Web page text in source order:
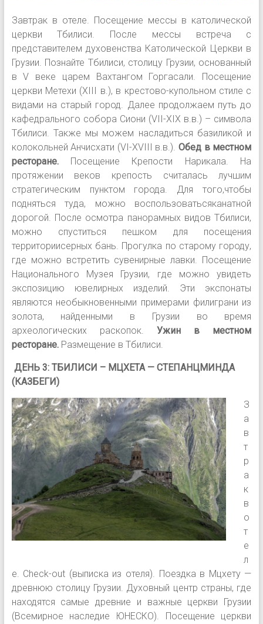
Завтрак в отеле. Посещение мессы в католической
церкви Тбилиси. После мессы встреча с
представителем духовенства Католической Церкви в
Грузии. Познайте Тбилиси, столицу Грузии, основанный
в V веке царем Вахтангом Горгасали. Посещение
церкви Метехи (XIII в.), в крестово-купольном стиле с
видами на старый город. Далее продолжаем путь до
кафедрального собора Сиони (VII-XIX в.в.) – символа
Тбилиси. Также мы можем насладиться базиликой и
колокольней Анчисхати (VI-XVIII в.в.).Обед в местном
ресторане.Посещение Крепости Нарикала. На
протяжении веков крепость считалась лучшим
стратегическим пунктом города. Для того,чтобы
подняться туда, можно воспользоватьсяканатной
дорогой. После осмотра панорамных видов Тбилиси,
можно спуститься пешком для посещения
территориисерных бань. Прогулка по старому городу,
где можно встретить сувенирные лавки. Посещение
Национального Музея Грузии, где можно увидеть
экспозицию ювелирных изделий. Эти экспонаты
являются необыкновенными примерами филиграни из
золота, найденными в Грузии во время
археологических раскопок. Ужин в местном
ресторане.Размещение в Тбилиси.
ДЕНЬ 3: ТБИЛИСИ – МЦХЕТА — СТЕПАНЦМИНДА
(КАЗБЕГИ)
З
а
в
т
р
а
к
в
о
т
е
л
е. Сheck-out (выписка из отеля). Поездка в Мцхету —
древнюю столицу Грузии. Духовный центр страны, где
находятся самые древние и важные церкви Грузии
(Всемирное наследие ЮНЕСКО). Посещение церкви